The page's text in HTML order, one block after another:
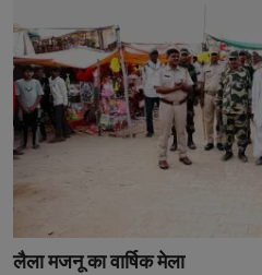
लैला मजनू का वार्षिक मेला